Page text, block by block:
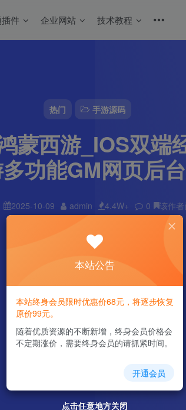
热门 手游源码
蒙西游_IOS双端
功能GM网页后
2025-10-09 admin 4.4W+ 0 该作
件 企业网站 技术教程
点击任意地方关闭
点击任意地方关闭
点击任意地方关闭
点击任意地方关闭
本站公告
本站终身会员限时优惠价68元，将逐步恢复
原价99元。
随着优质资源的不断新增，终身会员价格会
不定期涨价，需要终身会员的请抓紧时间。
开通会员